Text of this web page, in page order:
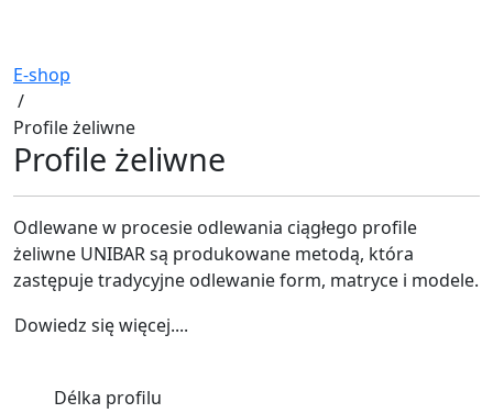
E-shop
/
Profile żeliwne
Profile żeliwne
Odlewane w procesie odlewania ciągłego profile
żeliwne UNIBAR są produkowane metodą, która
zastępuje tradycyjne odlewanie form, matryce i modele.
Dowiedz się więcej....
Délka profilu